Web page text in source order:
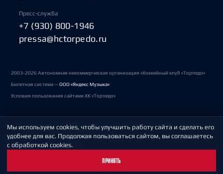
Пресс-служба
+7 (930) 800-1946
pressa@hctorpedo.ru
2003-2026 Автономная некоммерческая организация «Хоккейный клуб «Торпедо»
Билетная система —ООО «Яндекс Музыка»
Условия пользования сайтами ХК «Торпедо»
Политика обработки персональных данных
Пользовательское соглашение
Мы используем cookies, чтобы улучшить работу сайта и сделать его
удобнее для вас. Продолжая пользоваться сайтом, вы соглашаетесь
с обработкой cookies.
ПРИНЯТЬ